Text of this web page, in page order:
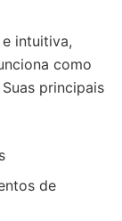
intuitiva,
como
principais
de